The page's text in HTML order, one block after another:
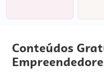
Conteúdos